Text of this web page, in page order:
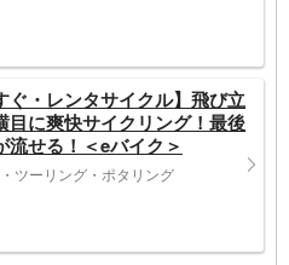
ぐ・レンタサイクル】飛び立
目に爽快サイクリング！最後
流せる！＜eバイク＞
ツーリング・ポタリング